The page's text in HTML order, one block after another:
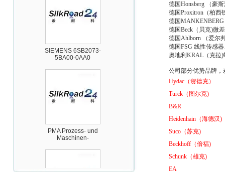
5BA00-0AA0
Maschinen-
Automation GmbH
德国Honsberg （豪
德国Proxitron（柏西
德国
德国Beck（贝克)微
德国Ahlborn （爱尔
德国FSG 线性传感
奥地利KRAL（克拉
公司部分优势品牌
Hydac （贺德克）
Turck （图尔克)
B&R
Heidenhain （海德汉)
Suco （苏克)
Beckhoff （倍福)
Schunk （雄克)
EA